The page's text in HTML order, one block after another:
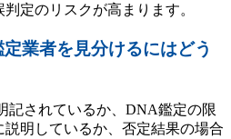
定のリスクが高まります。
業者を見分けるにはどう
記されているか、DNA鑑定の限
明しているか、否定結果の場合